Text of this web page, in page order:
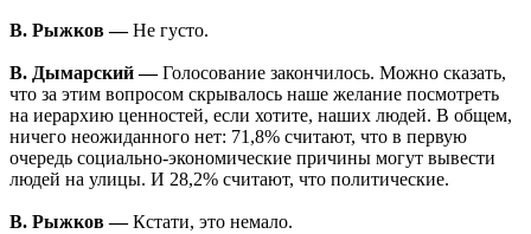
В. Рыжков —Не густо.
В. Дымарский —Голосование закончилось. Можно сказать,
что за этим вопросом скрывалось наше желание посмотреть
на иерархию ценностей, если хотите, наших людей. В общем,
ничего неожиданного нет: 71,8% считают, что в первую
очередь социально-экономические причины могут вывести
людей на улицы. И 28,2% считают, что политические.
В. Рыжков —Кстати, это немало.